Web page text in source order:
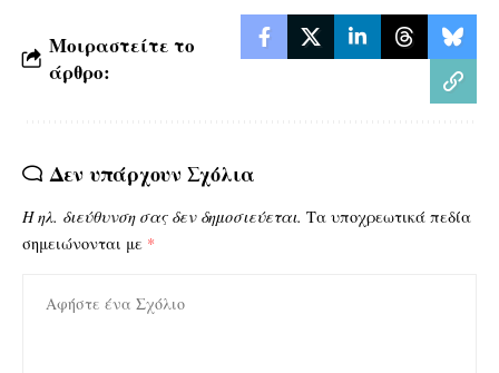
Μοιραστείτε το
άρθρο:
Δεν υπάρχουν Σχόλια
Η ηλ. διεύθυνση σας δεν δημοσιεύεται. Τα υποχρεωτικά πεδία
σημειώνονται με *